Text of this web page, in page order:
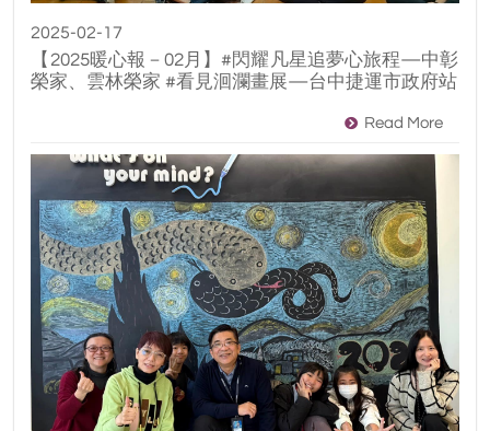
2025-02-17
【2025暖心報－02月】#閃耀凡星追夢心旅程—中彰
榮家、雲林榮家 #看見洄瀾畫展—台中捷運市政府站
Read More